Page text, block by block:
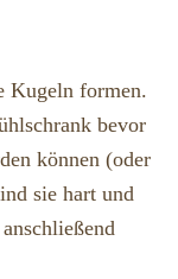
Kugeln formen.
bevor
können (oder
sie hart und